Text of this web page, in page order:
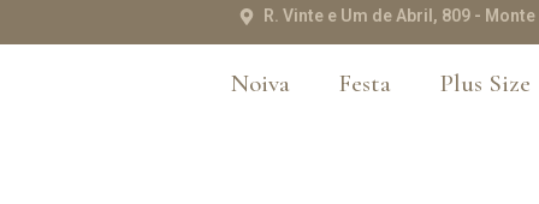
R. Vinte e Um de Abril, 809 -
Noiva Festa Plus Size